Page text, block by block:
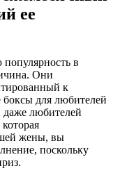
ее
в
Они
к
для любителей
даже любителей
жены, вы
поскольку